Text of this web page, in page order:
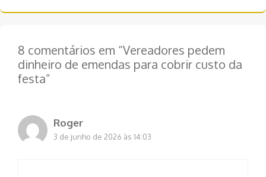
8 comentários em “Vereadores pedem
dinheiro de emendas para cobrir custo da
festa”
Roger
3 de junho de 2026 às 14:03